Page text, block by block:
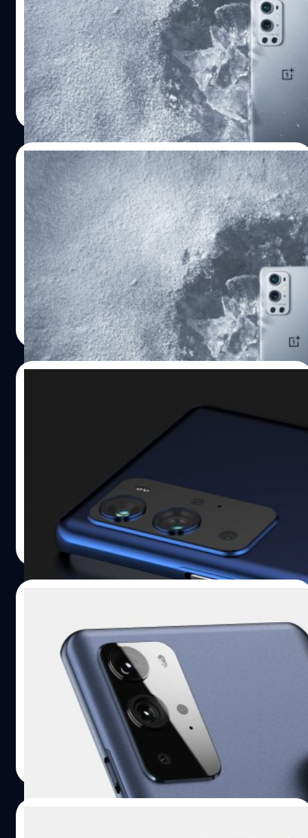
OnePlus 9 และ OnePlus 9 Pro จะมาพร้อมกับชิปเซ็ต
Snapdragon 888 ซึ่งล่าสุด OnePlus เผยว่ารุ่นโปร หรือรุ่น
ท็อปจะมีระบบระบายความร้อนระดับ Gaming-Grade เพื่อให้
มั่นใจว่าจะสามารถเล่นเกมได้โดยไม่มีความร้อนมารบกวน ถึง
แม้ว่า OnePlus 9 จะได้คิวเปิดตัวในสัปดาห์หน้า แต่ทาง Tech
Maniacs ก็ได้เครื่องมาทดสอบแล้วครับ Tech Maniacs ได้
ทดสอบรัน AnTuTu พบว่า OnePlus 9 Pro สามารถทำคะแนน
ได้ 660,000 คะแนน ซึ่งถือว่าทำได้ดีสำหรับอุปกรณ์ที่ใช้ชิป
Snapdragon 888 มากกว่า Galaxy S21 Ultra ที่ใช้
Snapdragon 888 แต่ก็ตามหลัง Xiaomi Mi 11 ซึ่งทำได้
707,306 คะแนน อย่าลืมว่าการทดสอบรัน AnTuTu ของ
Tech…
วัชรกุล พัฒนาประทีป| 1969 days ago
Read More
16/03/2021
OnePlus โชว์สี Morning Mist color สุดสวย
ของ OnePlus 9 Pro พร้อมกับดีเทลกล้องเต็ม
ๆ ตา
OnePlus ประกาศงานเปิดตัวสำหรับ OnePlus 9 Series อย่าง
เป็นทางการวันที่ 23 มีนาคมนี้ แถมยังยืนยันว่าจะเปิดตัวพร้อม
กับ OnePlus Watch (ชื่ออย่างไม่เป็นทางการ) อีกด้วย โดย
ล่าสุด OnePlus ก็ออกมาให้ข้อมูลถึงเรือธงรุ่นใหม่อย่างไม่ขาด
สาย ซึ่งมีการเปิดเผยชื่อของสีเงินประจำรุ่นอีกด้วย Morning
Mist color สีเงินเงา ประจำรุ่น OnePlus 9 Pro พร้อมกับรูป
โปรโมตอย่างเป็นทางการ จัดเต็มกันตั้งแต่ก่อนเปิดตัวจริง ซึ่ง
ทำให้เราได้เห็นรายละเอียดของตัวกล้องที่ไม่ต้องลืออีกต่อไป
แล้ว โดยไม่ว่าจะเป็นรุ่นธรรมดา หรือรุ่น Pro ก็จะมีกล้องหลัก
Hasselblad แปะด้านล่าง เท่สุด ๆ ไปเลย นอกจากนี้ยังมี
การนำภาพจากกล้องของตัวเครื่องมาโชว์ผ่านทางทวิตเตอร์
ด้วย จากที่เราทราบ OnePlus 9 จะใช้เซนเซอร์หลักเป็น Sony
IMX766 ซึ่งเป็นเซนเซอร์เวอร์ชันพิเศษที่พัฒนาออกมาเพื่อ
OnePlus 9 โดยเฉพาะ อ้างอิง พิสูจน์อักษร :…
ชาคริต ทองสัมฤทธิ์| 1972 days ago
Read More
ซีอีโอ OnePlus โชว์ตัวอย่างภาพถ่ายจาก
กล้อง OnePlus 9 Pro : เปิดตัวจริง 23 มี.ค. นี้
Pete Lau ผู้ดำรงตำแหน่งซีอีโอของ OnePlus ได้โพสต์ทวีต
เผยตัวอย่าง 2 ภาพแรก ที่ถ่ายด้วยกล้องหลักและกล้อง
Ultrawide ของ OnePlus 9 Pro ซึ่งเผยให้เห็นประสิทธิภาพ
ของเซนเซอร์ภาพอย่างชัดเจน
ปรีดี ฤกษ์วลีกุล| 1975 days ago
Read More
ข้อมูลหลุดจากทางผู้ผลิตเคส ยืนยัน OnePlus
9 จะมีด้วยกันทั้ง 3 รุ่น 9E, 9 และ 9 Pro
OnePlus เตรียมเปิดตัวเรือธงรุ่นใหม่อย่าง OnePlus 9 เร็ว ๆ นี้
และหากเราทราบกันดี เรือธงของ OnePlus นั้นจะมีด้วยกัน
อย่างน้อย 2 รุ่น คือรุ่นธรรมดา และรุ่น Pro แต่รอบนี้อาจจะ
ไม่ใช่แบบนั้น ก่อนหน้านี้เคยมีข้อมูลว่า OnePlus 9 Series จะมี
อย่างน้อยถึง 3 รุ่น นั่นก็คือ OnePlus 9E, OnePlus 9 และ
OnePlus 9 Pro ล่าสุดก็ดูเหมือนจะมีอะไรที่แน่นอนกว่าข้อมูล
ลอย ๆ เพราะ Spigen หนึ่งในผู้ผลิตเคสสมาร์ตโฟนชื่อดัง ได้ลิ
สต์ชื่อของ OnePlus 9 ทั้ง 3 รุ่นขึ้นในหน้าเว็บก่อนเปิดตัวทั้ง
ชาคริต ทองสัมฤทธิ์| 1982 days ago